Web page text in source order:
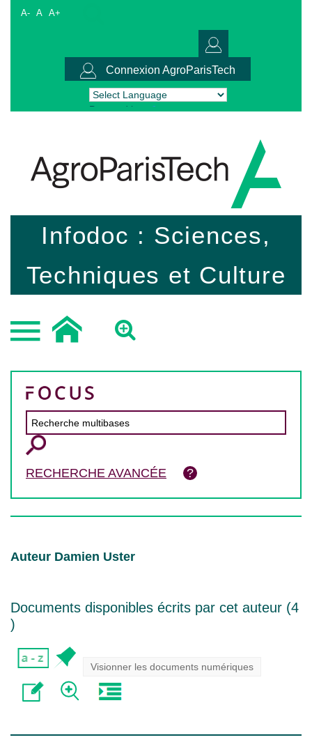
A- A A+
Connexion AgroParisTech
Powered by Translate
Infodoc : Sciences,
Techniques et Culture
RECHERCHE AVANCÉE
Auteur Damien Uster
Documents disponibles écrits par cet auteur (4
)
Visionner les documents numériques